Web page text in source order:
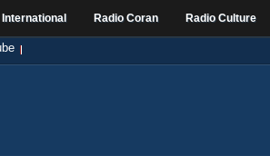
International Radio Coran Radio Culture